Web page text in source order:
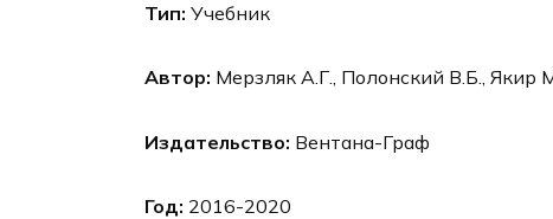
Тип: Учебник
Автор: Мерзляк А.Г., Полонский В.Б., Якир
Издательство: Вентана-Граф
Год: 2016-2020